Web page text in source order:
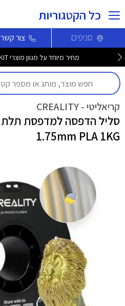
כל הקטגוריות
סניפים צור קשר
מחיר מיוחד על מגוון מוצרי PETKIT לחברי מועדון >>
קריאליטי - CREALITY
1.75mm PLA 1KG